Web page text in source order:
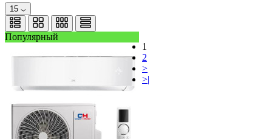
15
Популярный
1
2
>
>|